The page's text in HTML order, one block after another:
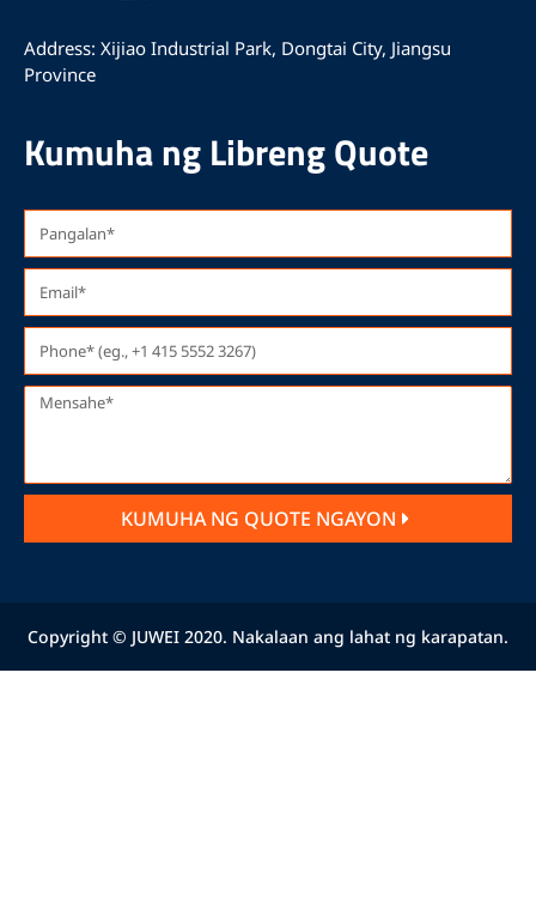
Address: Xijiao Industrial Park, Dongtai City, Jiangsu
Province
Kumuha ng Libreng Quote
KUMUHA NG QUOTE NGAYON
Copyright © JUWEI 2020. Nakalaan ang lahat ng karapatan.